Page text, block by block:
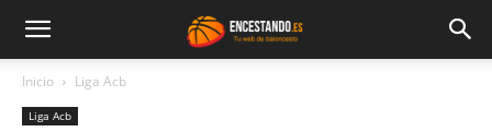
Inicio Liga Acb
Liga Acb